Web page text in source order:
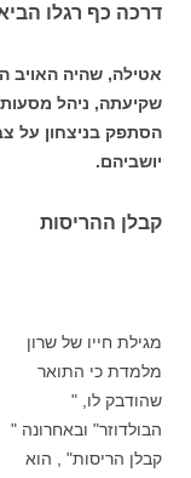
דרכה כף רגלו
אטילה, שהיה האויב
שקיעתה, ניהל
הסתפק בניצחון על
יושביהם.
קבלן ההריסות
מגילת חייו של שרון
מלמדת כי התואר
שהודבק לו, "
הבולדוזר" ובאחרונה "
קבלן הריסות" , הוא